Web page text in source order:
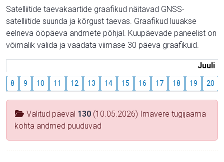
Satelliitide taevakaartide graafikud näitavad GNSS-
satelliitide suunda ja kõrgust taevas. Graafikud luuakse
eelneva ööpäeva andmete põhjal. Kuupäevade paneelist on
võimalik valida ja vaadata viimase 30 päeva graafikuid.
Juuli
8 9 10 11 12 13 14 15 16 17 18 19 20
Valitud päeval 130 (10.05.2026) Imavere tugijaama
kohta andmed puuduvad